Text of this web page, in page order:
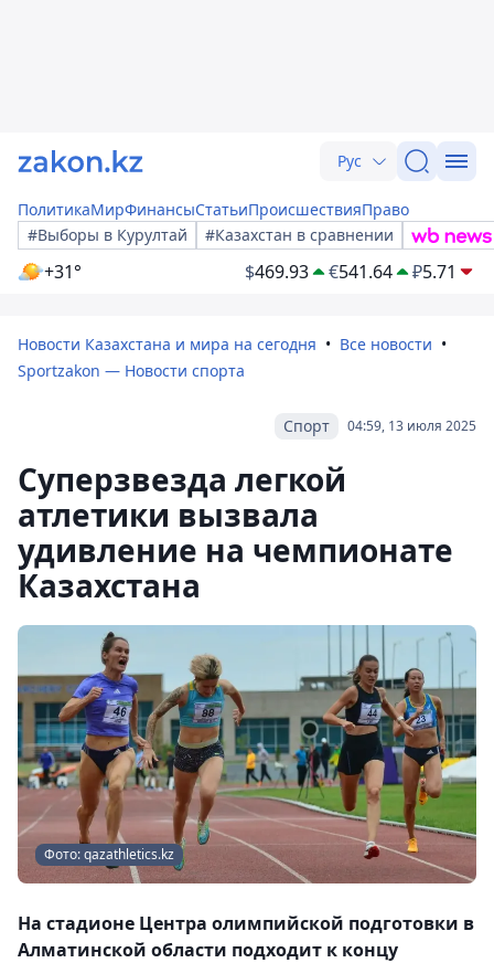
Рус
ПолитикаМирФинансыСтатьиПроисшествияПраво
#Выборы в Курултай
#Казахстан в сравнении
+31° $469.93 €541.64 ₽5.71
Новости Казахстана и мира на сегодня
Все новости
Sportzakon — Новости спорта
04:59, 13 июля 2025
Спорт
Суперзвезда легкой
атлетики вызвала
удивление на чемпионате
Казахстана
Фото: qazathletics.kz
На стадионе Центра олимпийской подготовки в
Алматинской области подходит к концу